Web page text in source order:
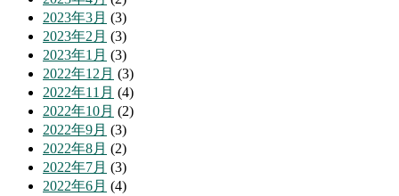
2023年3月 (3)
2023年2月 (3)
2023年1月 (3)
2022年12月 (3)
2022年11月 (4)
2022年10月 (2)
2022年9月 (3)
2022年8月 (2)
2022年7月 (3)
2022年6月 (4)